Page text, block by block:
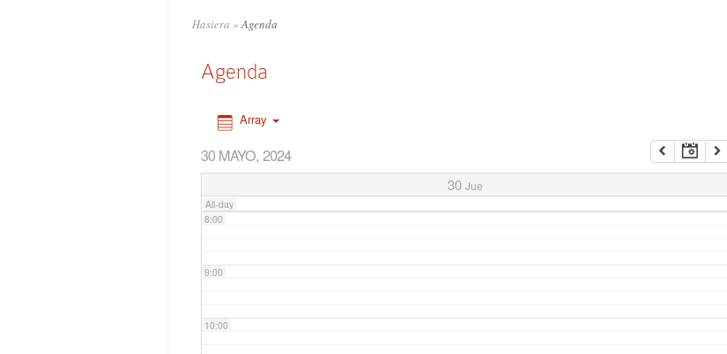
Hasiera »Agenda
Agenda
Array
30 MAYO, 2024
30 Jue
All-day
6:00
8:00
9:00
10:00